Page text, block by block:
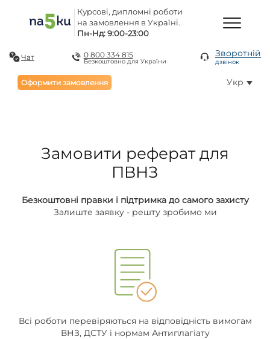
Курсові, дипломні роботи
на замовлення в Україні.
Пн-Нд: 9:00-23:00
Чат 0 800 334 815
Безкоштовно для України
Зворотній
дзвінок
Оформити замовлення Укр
Замовити реферат для
ПВНЗ
Безкоштовні правки і підтримка до самого захисту
Залиште заявку - решту зробимо ми
Всі роботи перевіряються на відповідність вимогам
ВНЗ, ДСТУ і нормам Антиплагіату